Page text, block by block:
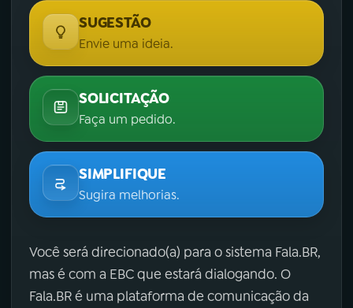
SUGESTÃO
Envie uma ideia.
SOLICITAÇÃO
Faça um pedido.
SIMPLIFIQUE
Sugira melhorias.
Você será direcionado(a) para o sistema Fala.BR,
mas é com a EBC que estará dialogando. O
Fala.BR é uma plataforma de comunicação da